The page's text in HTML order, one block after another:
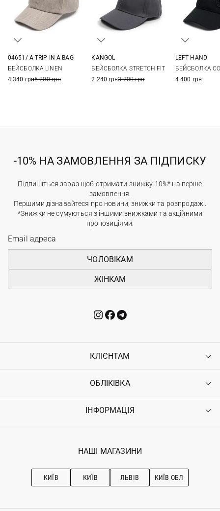
04651/ A TRIP IN A BAG
БЕЙСБОЛКА LINEN
4 340 грн6 200 грн
KANGOL
БЕЙСБОЛКА STRETCH FIT
2 240 грн3 200 грн
LEFT HAND
БЕЙСБОЛКА
4 400 грн
-10% НА ЗАМОВЛЕННЯ ЗА ПІДПИСКУ
Підпишіться зараз щоб отримати знижку 10%* на перше
замовлення.
Першими дізнавайтеся про новини, знижки та розпродажі.
*Знижки не сумуються з іншими знижками та акційними
пропозиціями.
ЧОЛОВІКАМ
ЖІНКАМ
КЛІЄНТАМ
Контакти
Повернення
Гарантія
ОБЛІКІВКА
Увійти
Ostriv Club+
ІНФОРМАЦІЯ
Наші магазини
Рекомендації з догляду
НАШІ МАГАЗИНИ
КИЇВ КИЇВ ЛЬВІВ КИЇВ ОБЛ